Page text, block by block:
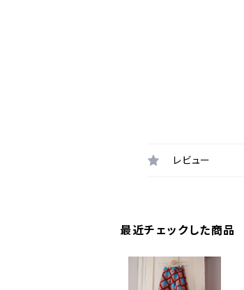
レビュー
最近チェックした商品